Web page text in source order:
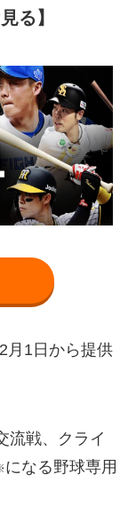
る】
月1日から提供
流戦、クライ
になる野球専用